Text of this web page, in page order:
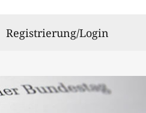
Registrierung/Login